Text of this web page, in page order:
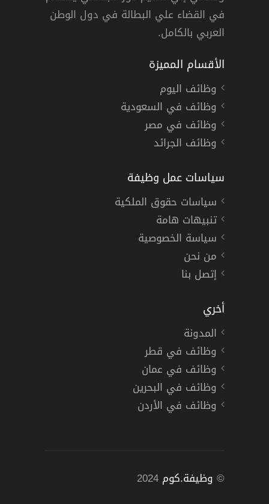
دوام كامل
في القضاء علي البطالة في دول الوطن
العربي بالكامل.
الأقسام المميزة
وظائف اليوم
وظائف في السعودية
وظائف في مصر
وظائف الجرائد
سياسات عمل وظيفة
سياسات حقوق الملكية
تنبيهات هامة
سياسة الخصوصية
من نحن
إتصل بنا
أخري
المدونة
وظائف في قطر
وظائف في عمان
وظائف في البحرين
وظائف في الأردن
© وظيفة.كوم